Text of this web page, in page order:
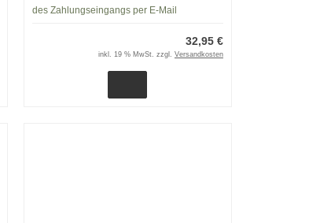
des Zahlungseingangs per E-Mail
32,95 €
inkl. 19 % MwSt. zzgl. Versandkosten